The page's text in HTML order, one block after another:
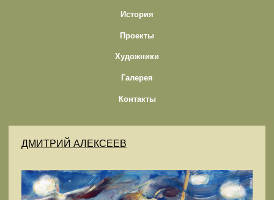
История
Проекты
Художники
Галерея
Контакты
ДМИТРИЙ АЛЕКСЕЕВ